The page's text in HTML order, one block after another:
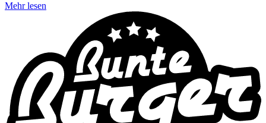
Mehr lesen